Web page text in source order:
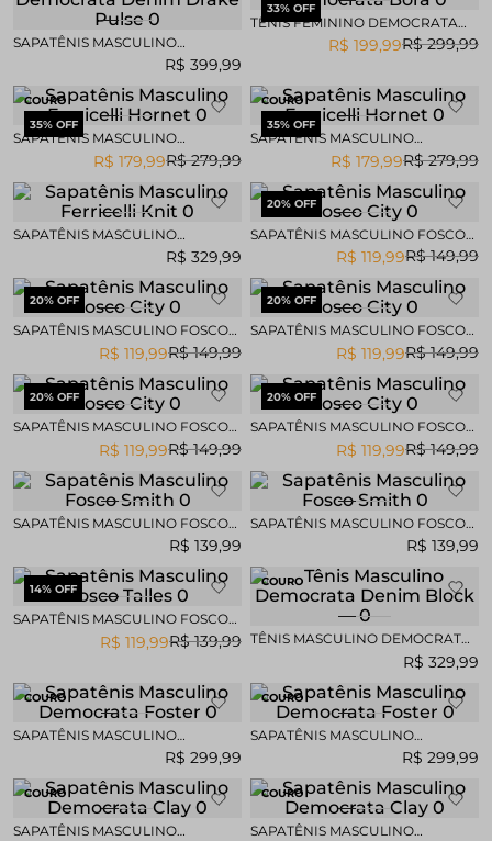
SAPATÊNIS MASCULINO
DEMOCRATA DENIM DRAKE
R$ 399,99
33% OFF
TÊNIS FEMININO DEMOCRATA
R$ 299,99
R$ 199,99
COURO
35% OFF
SAPATÊNIS MASCULINO
FERRICELLI HORNET
R$ 279,99
R$ 179,99
COURO
35% OFF
SAPATÊNIS MASCULINO
FERRICELLI HORNET
R$ 279,99
R$ 179,99
SAPATÊNIS MASCULINO
R$ 329,99
20% OFF
SAPATÊNIS MASCULINO FOSCO
R$ 149,99
R$ 119,99
20% OFF
SAPATÊNIS MASCULINO FOSCO
R$ 149,99
R$ 119,99
20% OFF
SAPATÊNIS MASCULINO FOSCO
R$ 149,99
R$ 119,99
20% OFF
SAPATÊNIS MASCULINO FOSCO
R$ 149,99
R$ 119,99
20% OFF
SAPATÊNIS MASCULINO FOSCO
R$ 149,99
R$ 119,99
SAPATÊNIS MASCULINO FOSCO
R$ 139,99
SAPATÊNIS MASCULINO FOSCO
R$ 139,99
14% OFF
SAPATÊNIS MASCULINO FOSCO
R$ 139,99
R$ 119,99
COURO
TÊNIS MASCULINO DEMOCRATA
R$ 329,99
COURO
SAPATÊNIS MASCULINO
R$ 299,99
COURO
SAPATÊNIS MASCULINO
R$ 299,99
COURO
SAPATÊNIS MASCULINO
COURO
SAPATÊNIS MASCULINO